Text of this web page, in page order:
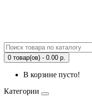
0 товар(ов) - 0.00 р.
В корзине пусто!
Категории